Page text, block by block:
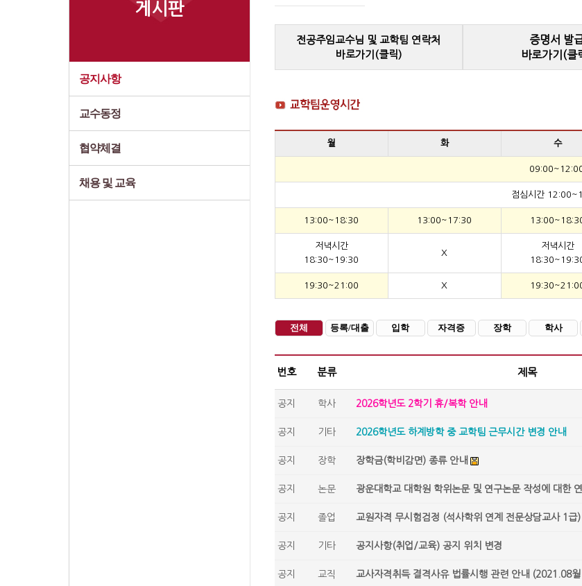
게시판
공지사항
교수동정
협약체결
채용 및 교육
전공주임교수님 및 교학팀 연락처
바로가기(클릭)
증명서 발
바로가기(클
월 화 수
점심시간
13:00~18:30 13:00~17:30
저녁시간
18:30~19:30
X
저녁시간
19:30~21:00 X
전체 등록/대출 입학 자격증 장학 학사
번호 분류 제목
공지 학사 2026학년도 2학기 휴/복학 안내
공지 기타 2026학년도 하계방학 중 교학팀 근무시간 변경 안내
공지 장학 장학금(학비감면) 종류 안내
공지 논문 광운대학교 대학원 학위논문 및 연구논문 작성에 대한
공지 졸업 교원자격 무시험검정 (석사학위 연계 전문상담교사 1급)
공지 기타 공지사항(취업/교육) 공지 위치 변경
공지 교직 교사자격취득 결격사유 법률시행 관련 안내 (2021.08